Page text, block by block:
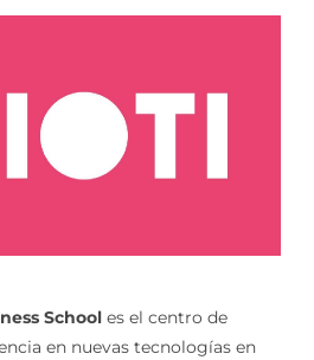
School es el centro de
en nuevas tecnologías en